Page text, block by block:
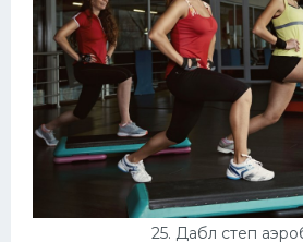
25. Дабл степ